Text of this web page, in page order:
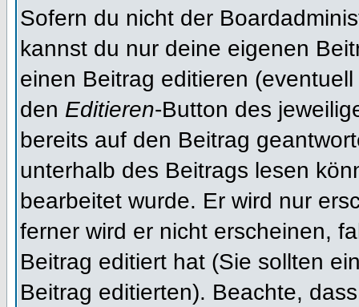
Sofern du nicht der
kannst du nur deine eigenen
einen Beitrag editieren
den Editieren-Button des
bereits auf den Beitrag
unterhalb des Beitrags lesen
bearbeitet wurde. Er wird nur
ferner wird er nicht erscheinen,
Beitrag editiert hat (Sie sollten
Beitrag editierten). Beachte,